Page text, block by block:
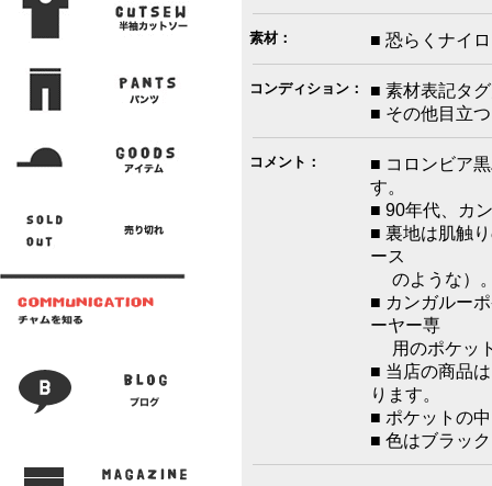
素材： ■ 恐らくナイ
コンディション：
■ 素材表記タ
■ その他目立
コメント：
■ コロンビア
す。
■ 90年代、カ
■ 裏地は肌触
ース
のような）
■ カンガルー
ーヤー専
用のポケッ
■ 当店の商品
ります。
■ ポケットの
■ 色はブラッ